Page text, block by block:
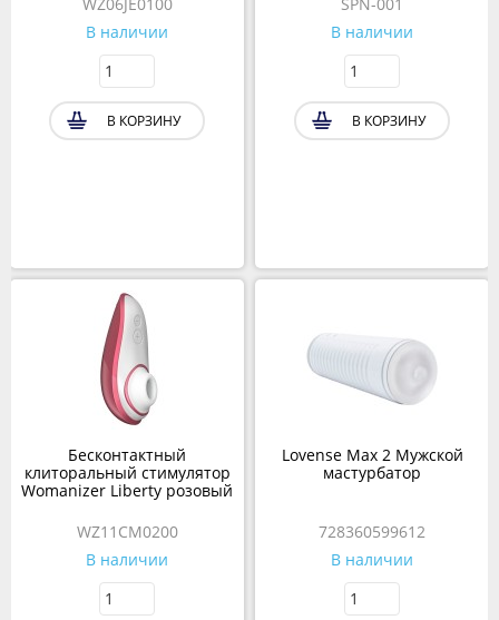
В наличии
В КОРЗИНУ
Бесконтактный
клиторальный стимулятор
Womanizer Liberty розовый
WZ11CM0200
В наличии
В наличии
В КОРЗИНУ
Lovense Max 2 Мужской
мастурбатор
728360599612
В наличии